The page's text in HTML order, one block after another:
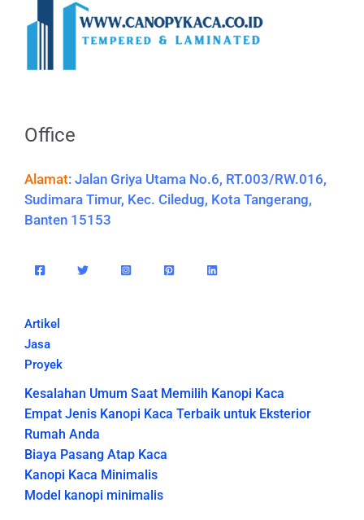
Office
Alamat: Jalan Griya Utama No.6, RT.003/RW.016,
Sudimara Timur, Kec. Ciledug, Kota Tangerang,
Banten 15153
Artikel
Jasa
Proyek
Kesalahan Umum Saat Memilih Kanopi Kaca
Empat Jenis Kanopi Kaca Terbaik untuk Eksterior
Rumah Anda
Biaya Pasang Atap Kaca
Kanopi Kaca Minimalis
Model kanopi minimalis